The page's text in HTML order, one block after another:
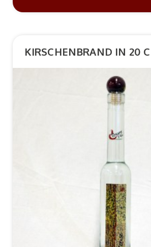
KIRSCHENBRAND IN 20